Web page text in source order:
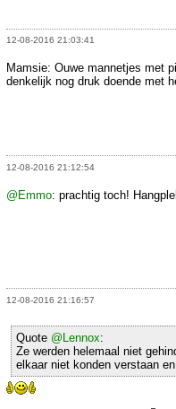
12-08-2016 21:03:41
Mamsie: Ouwe mannetjes met
denkelijk nog druk doende met
12-08-2016 21:12:54
@Emmo: prachtig toch!
12-08-2016 21:16:57
Quote @Lennox:
Ze werden helemaal niet
elkaar niet konden verstaan